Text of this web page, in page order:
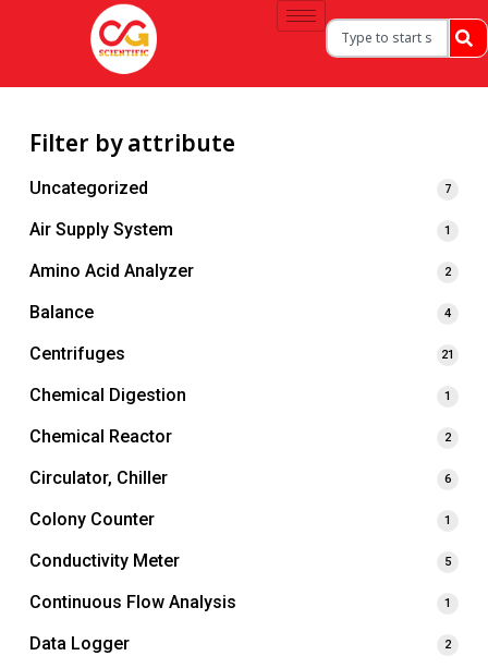
Filter by attribute
Uncategorized 7
Air Supply System 1
Amino Acid Analyzer 2
Balance 4
Centrifuges 21
Chemical Digestion 1
Chemical Reactor 2
Circulator, Chiller 6
Colony Counter 1
Conductivity Meter 5
Continuous Flow Analysis 1
Data Logger 2